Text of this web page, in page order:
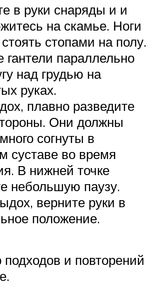
в руки снаряды и и
на скамье. Ноги
стопами на полу.
гантели параллельно
над грудью на
руках.
плавно разведите
Они должны
согнуты в
суставе во время
В нижней точке
небольшую паузу.
верните руки в
положение.
подходов и повторений